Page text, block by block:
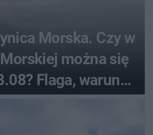
Morska. Czy w
można się
Flaga, warunki